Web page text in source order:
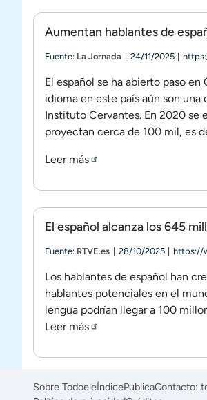
Aumentan hablantes de
Fuente: La Jornada 24/11/2025
El español se ha abierto paso
idioma en este país aún son
Instituto Cervantes. En 2020 se
proyectan cerca de 100 mil, es
Leer más
El español alcanza los 645
Fuente: RTVE.es 28/10/2025 https://
Los hablantes de español han
hablantes potenciales en el
lengua podrían llegar a 100
Leer más
Sobre TodoeleÍndicePublicaContacto: